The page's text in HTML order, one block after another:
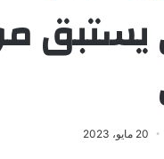
يستبق
20 مايو، 2023